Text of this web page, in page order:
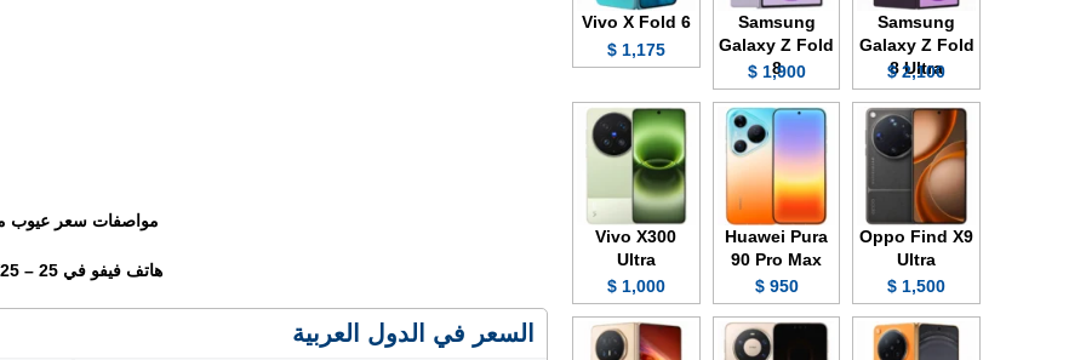
مواصفات سعر عيوب
هاتف فيفو في 25 – Vivo V25
السعر في الدول العربية
Samsung
Galaxy Z Fold
8 Ultra
2,100 $
Samsung
Galaxy Z Fold
8
1,900 $
Vivo X Fold 6
1,175 $
Oppo Find X9
Ultra
1,500 $
Huawei Pura
90 Pro Max
950 $
Vivo X300
Ultra
1,000 $